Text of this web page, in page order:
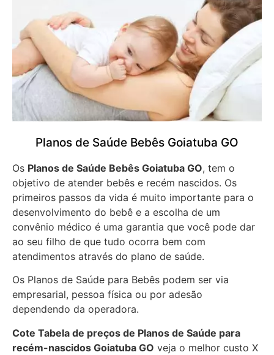
Planos de Saúde Bebês Goiatuba GO
Os Planos de Saúde Bebês Goiatuba GO, tem o
objetivo de atender bebês e recém nascidos. Os
primeiros passos da vida é muito importante para o
desenvolvimento do bebê e a escolha de um
convênio médico é uma garantia que você pode dar
ao seu filho de que tudo ocorra bem com
atendimentos através do plano de saúde.
Os Planos de Saúde para Bebês podem ser via
empresarial, pessoa física ou por adesão
dependendo da operadora.
Cote Tabela de preços de Planos de Saúde para
recém-nascidos Goiatuba GO veja o melhor custo X